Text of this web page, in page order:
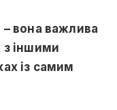
– вона важлива
з іншими
із самим